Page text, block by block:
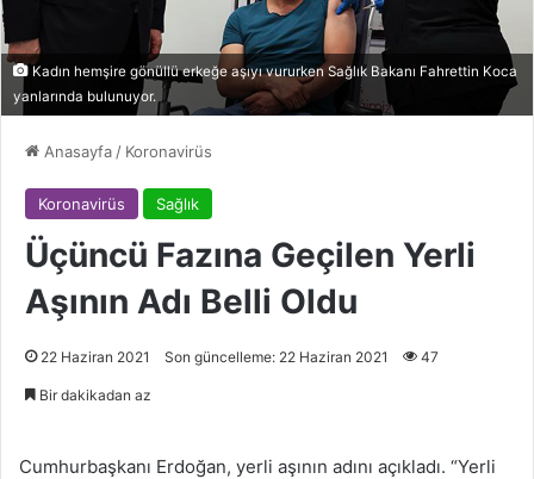
Kadın hemşire gönüllü erkeğe aşıyı vururken Sağlık Bakanı Fahrettin Koca
yanlarında bulunuyor.
Anasayfa / Koronavirüs
Koronavirüs Sağlık
Üçüncü Fazına Geçilen Yerli
Aşının Adı Belli Oldu
22 Haziran 2021 Son güncelleme: 22 Haziran 2021 47
Bir dakikadan az
Cumhurbaşkanı Erdoğan, yerli aşının adını açıkladı. “Yerli